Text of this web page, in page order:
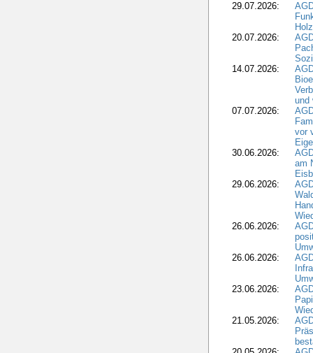
29.07.2026:
20.07.2026:
14.07.2026:
und
07.07.2026:
vor
30.06.2026:
am
29.06.2026:
26.06.2026:
26.06.2026:
23.06.2026:
21.05.2026: